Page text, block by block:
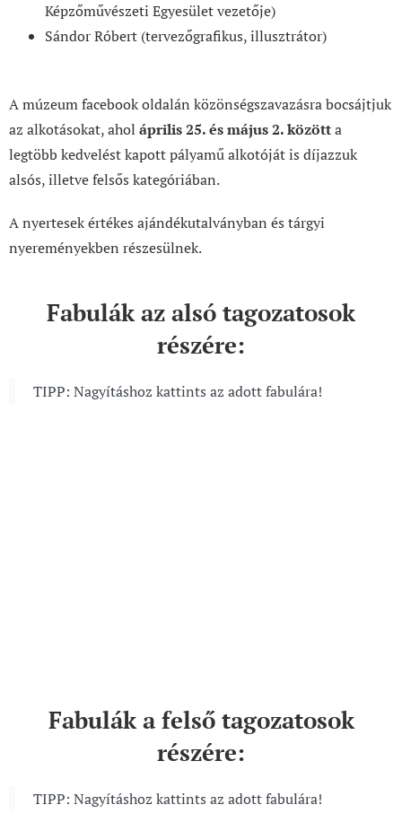
Képzőművészeti Egyesület vezetője)
Sándor Róbert (tervezőgrafikus, illusztrátor)
A múzeum facebook oldalán közönségszavazásra bocsájtjuk
az alkotásokat, ahol április 25. és május 2. közötta
legtöbb kedvelést kapott pályamű alkotóját is díjazzuk
alsós, illetve felsős kategóriában.
A nyertesek értékes ajándékutalványban és tárgyi
nyereményekben részesülnek.
Fabulák az alsó tagozatosok
részére:
TIPP: Nagyításhoz kattints az adott fabulára!
Fabulák a felső tagozatosok
részére:
TIPP: Nagyításhoz kattints az adott fabulára!